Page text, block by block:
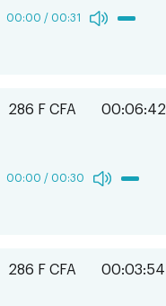
00:00 / 00:31
286 F CFA 00:06:42
00:00 / 00:30
286 F CFA 00:03:54